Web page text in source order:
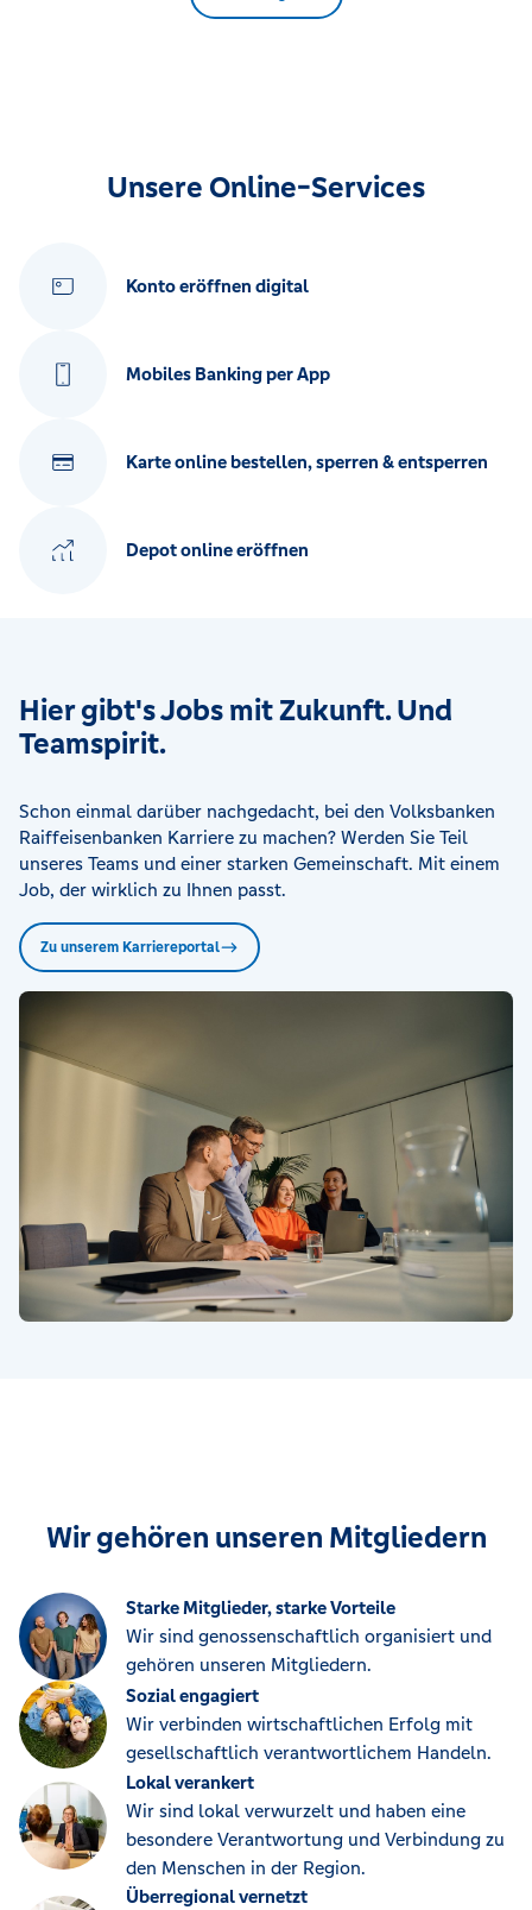
Unsere Online-Services
Konto eröffnen digital
Mobiles Banking per App
Karte online bestellen, sperren & entsperren
Depot online eröffnen
Hier gibt's Jobs mit Zukunft. Und
Teamspirit.
Schon einmal darüber nachgedacht, bei den Volksbanken
Raiffeisenbanken Karriere zu machen? Werden Sie Teil
unseres Teams und einer starken Gemeinschaft. Mit einem
Job, der wirklich zu Ihnen passt.
Zu unserem Karriereportal
Wir gehören unseren Mitgliedern
Starke Mitglieder, starke Vorteile
Wir sind genossenschaftlich organisiert und
gehören unseren Mitgliedern.
Sozial engagiert
Wir verbinden wirtschaftlichen Erfolg mit
gesellschaftlich verantwortlichem Handeln.
Lokal verankert
Wir sind lokal verwurzelt und haben eine
besondere Verantwortung und Verbindung zu
den Menschen in der Region.
Überregional vernetzt